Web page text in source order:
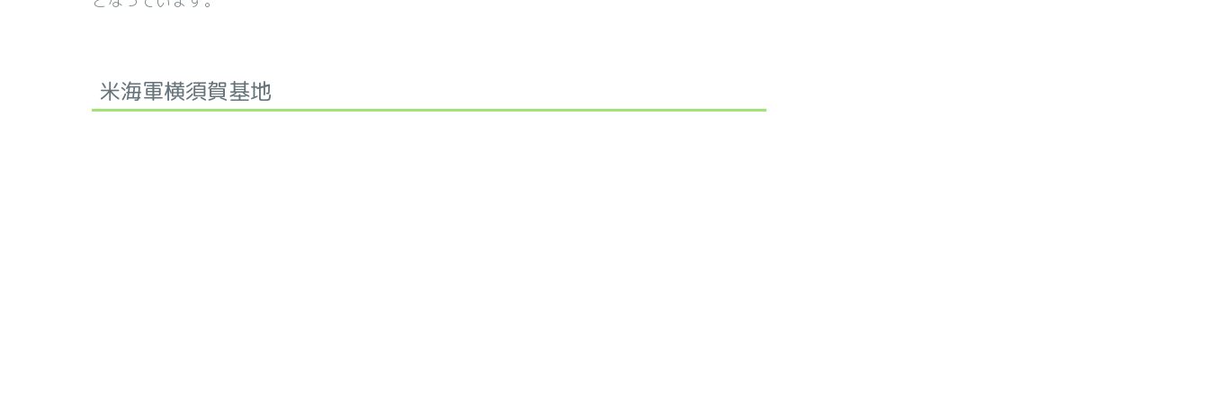
米海軍横須賀基地